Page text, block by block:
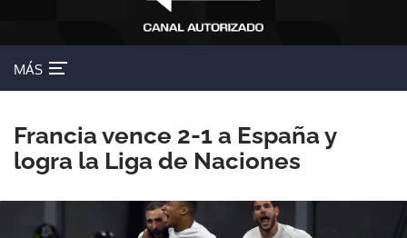
MÁS
Francia vence 2-1 a España y
logra la Liga de Naciones